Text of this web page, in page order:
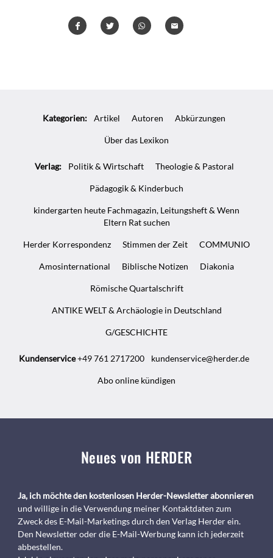
InfosKategorien: Artikel Autoren Abkürzungen
Über das Lexikon
Verlag: Politik & Wirtschaft Theologie & Pastoral
Pädagogik & Kinderbuch
kindergarten heute Fachmagazin, Leitungsheft & Wenn
Eltern Rat suchen
Herder Korrespondenz Stimmen der Zeit COMMUNIO
Amosinternational Biblische Notizen Diakonia
Römische Quartalschrift
ANTIKE WELT & Archäologie in Deutschland
G/GESCHICHTE
Kundenservice+49 761 2717200 kundenservice@herder.de
Abo online kündigen
Neues von HERDER
Ja, ich möchte den kostenlosen Herder-Newsletter abonnieren
und willige in die Verwendung meiner Kontaktdaten zum
Zweck des E-Mail-Marketings durch den Verlag Herder ein.
Den Newsletter oder die E-Mail-Werbung kann ich jederzeit
abbestellen.